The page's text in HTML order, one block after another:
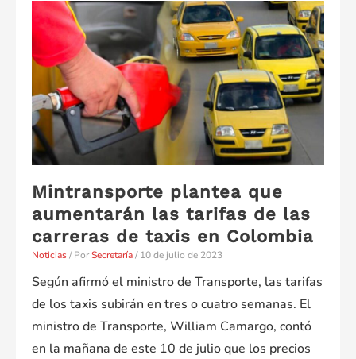
propuesta
del
Mintransporte
sobre
ajuste
de
tarifas
Mintransporte plantea que
aumentarán las tarifas de las
carreras de taxis en Colombia
Noticias/ PorSecretaría/10 de julio de 2023
Según afirmó el ministro de Transporte, las tarifas
de los taxis subirán en tres o cuatro semanas. El
ministro de Transporte, William Camargo, contó
en la mañana de este 10 de julio que los precios